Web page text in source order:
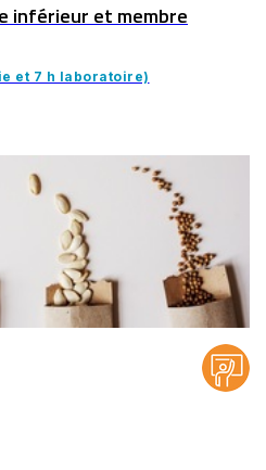
inférieur et membre
et 7 h laboratoire)